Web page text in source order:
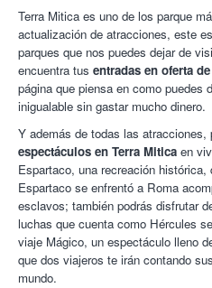
Terra Mitica es uno de los parque
actualización de atracciones, este
parques que nos puedes dejar de
encuentra tus entradas en oferta
página que piensa en como puedes
inigualable sin gastar mucho dinero.
Y además de todas las atracciones,
espectáculos en Terra Mitica en
Espartaco, una recreación
Espartaco se enfrentó a Roma
esclavos; también podrás disfrutar
luchas que cuenta como Hércules
viaje Mágico, un espectáculo lleno
que dos viajeros te irán contando
mundo.